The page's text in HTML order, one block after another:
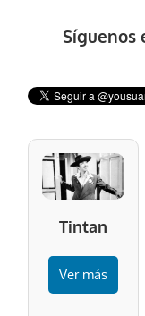
Síguenos
Tintan
Ver más